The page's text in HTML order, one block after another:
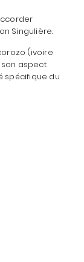
Singulière.
(ivoire
aspect
spécifique du